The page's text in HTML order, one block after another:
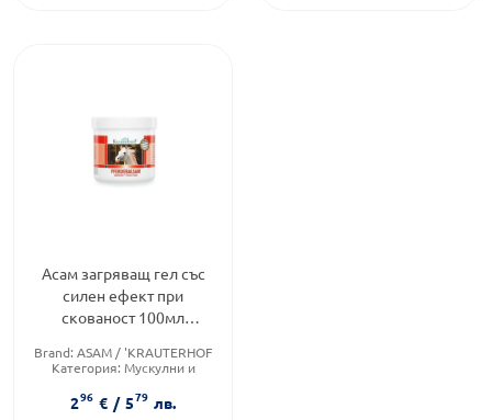
Асам загряващ гел със
силен ефект при
скованост 100мл
Brand: ASAM / 'KRAUTERHOF
Категория: Мускулни и
Приложение:дермално
296 € / 579 лв.